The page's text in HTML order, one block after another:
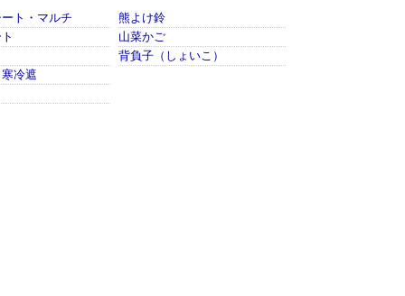
ト・マルチ
冷遮
熊よけ鈴
山菜かご
背負子（しょいこ）